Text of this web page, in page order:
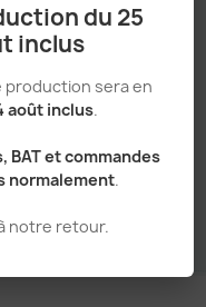
du 25
inclus
production sera en
août inclus.
BAT et commandes
normalement.
notre retour.
particuliers